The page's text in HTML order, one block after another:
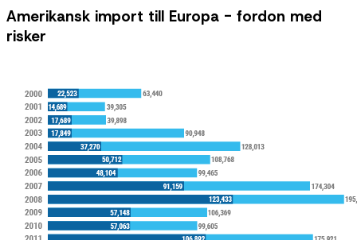
Amerikansk import till Europa - fordon med
risker